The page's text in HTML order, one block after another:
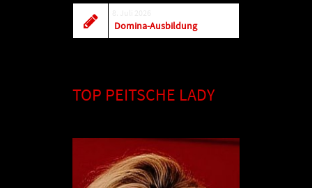
Domina-Ausbildung
TOP PEITSCHE LADY